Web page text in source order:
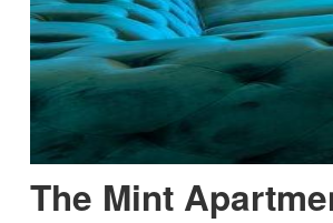
The Mint